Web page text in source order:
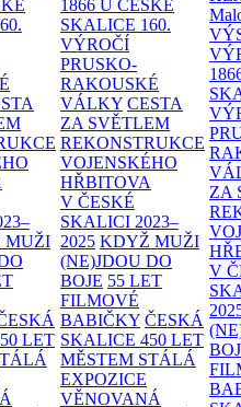
MUŽI
LET
1866 U ČESKÉ
SKALICE 160.
VÝROČÍ
PRUSKO-
RAKOUSKÉ
VÁLKY CESTA
ZA SVĚTLEM
REKONSTRUKCE
VOJENSKÉHO
HŘBITOVA
V ČESKÉ
SKALICI 2023–
2025 KDYŽ MUŽI
(NE)JDOU DO
BOJE 55 LET
FILMOVÉ
BABIČKY ČESKÁ
SKALICE 450 LET
MĚSTEM STÁLÁ
EXPOZICE
VĚNOVANÁ
ZA
V